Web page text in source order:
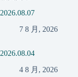
2026.08.07
7 8 月, 2026
2026.08.04
4 8 月, 2026